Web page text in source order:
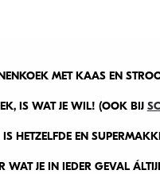
MET KAAS EN
IS WAT JE WIL! (OOK BIJ
HETZELFDE EN
JE IN IEDER GEVAL